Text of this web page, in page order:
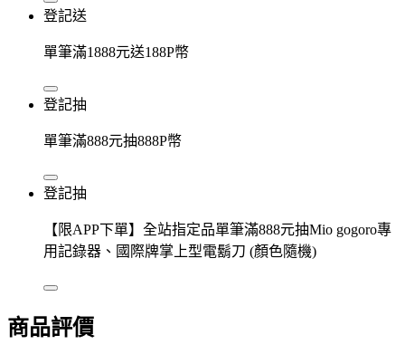
登記送
單筆滿1888元送188P幣
登記抽
單筆滿888元抽888P幣
登記抽
【限APP下單】全站指定品單筆滿888元抽Mio gogoro專
用記錄器、國際牌掌上型電鬍刀 (顏色隨機)
商品評價